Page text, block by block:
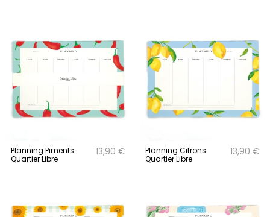
Planning Piments
Quartier Libre
13,90 €
Planning Citrons
Quartier Libre
13,90 €